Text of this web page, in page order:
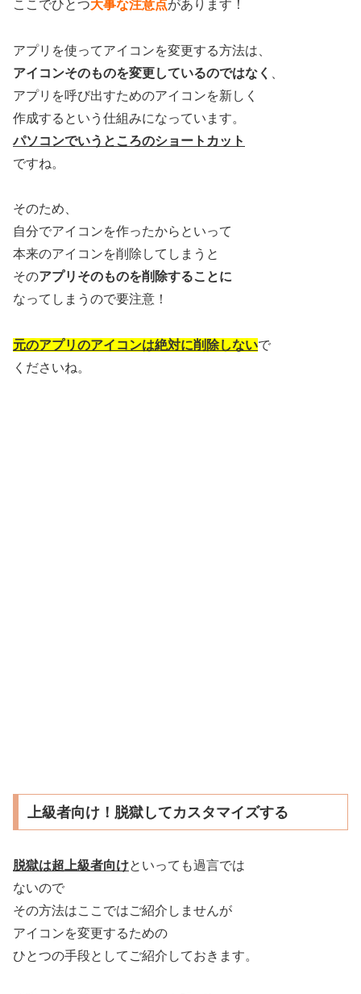
ここでひとつ大事な注意点があります！
アプリを使ってアイコンを変更する方法は、
アイコンそのものを変更しているのではなく
アプリを呼び出すためのアイコンを新しく
作成するという仕組みになっています。
パソコンでいうところのショートカット
ですね。
そのため、
自分でアイコンを作ったからといって
本来のアイコンを削除してしまうと
そのアプリそのものを削除することに
なってしまうので要注意！
元のアプリのアイコンは絶対に削除しないで
くださいね。
上級者向け！脱獄してカスタマイズする
脱獄は超上級者向けといっても過言では
ないので
その方法はここではご紹介しませんが
アイコンを変更するための
ひとつの手段としてご紹介しておきます。